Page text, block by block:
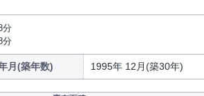
分
分
月(築年数) 1995年 12月(築30年)